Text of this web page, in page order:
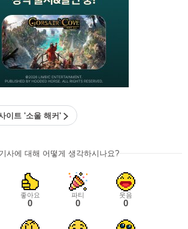
이트 '소울 해커'
사에 대해 어떻게 생각하시나요?
좋아요
0
파티
0
웃음
0